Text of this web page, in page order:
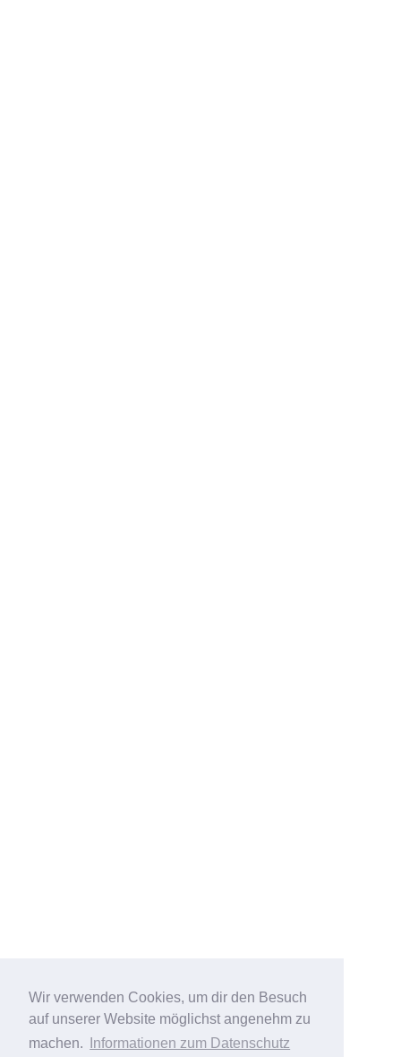
Wir verwenden Cookies, um dir den Besuch
auf unserer Website möglichst angenehm zu
machen.
Informationen zum Datenschutz